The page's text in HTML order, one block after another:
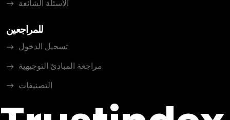
الأسئلة الشائعة
للمراجعين
تسجيل الدخول
مراجعة المبادئ التوجيهية
التصنيفات